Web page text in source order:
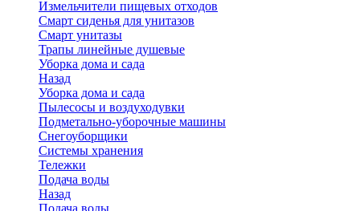
Измельчители пищевых отходов
Смарт сиденья для унитазов
Смарт унитазы
Трапы линейные душевые
Уборка дома и сада
Назад
Уборка дома и сада
Пылесосы и воздуходувки
Подметально-уборочные машины
Снегоуборщики
Системы хранения
Тележки
Подача воды
Назад
Подача воды